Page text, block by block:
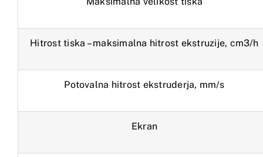
Hitrost tiska – maksimalna hitrost ekstruzije, cm3/h
Potovalna hitrost ekstruderja, mm/s
Ekran